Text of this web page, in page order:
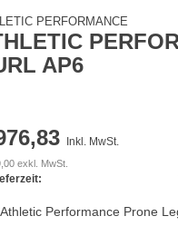
PERFORMANCE
AP6
Inkl. MwSt.
exkl. MwSt.
Performance Prone